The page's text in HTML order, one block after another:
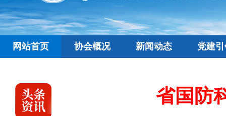
网站首页 协会概况 新闻动态 党建
省国防